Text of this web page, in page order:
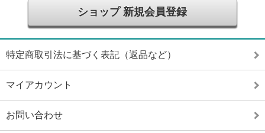
ショップ 新規会員登録
特定商取引法に基づく表記（返品など）
マイアカウント
お問い合わせ